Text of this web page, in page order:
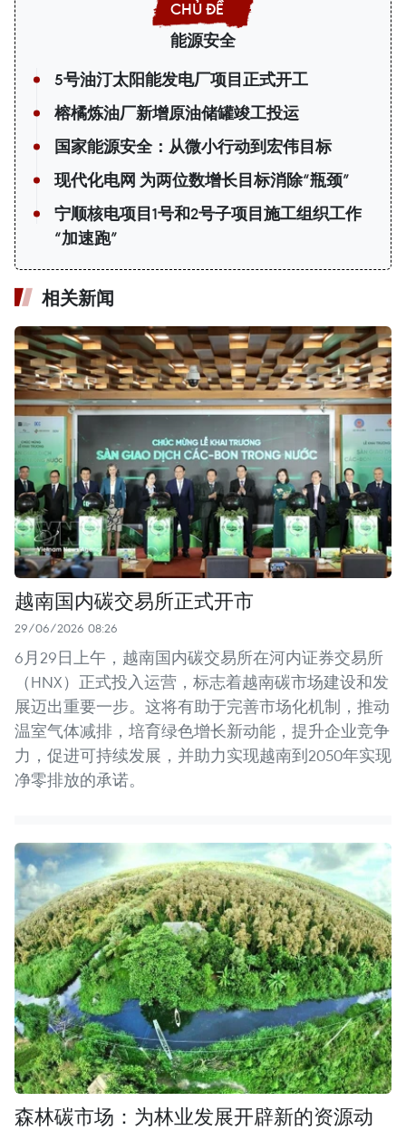
能源安全
5号油汀太阳能发电厂项目正式开工
榕橘炼油厂新增原油储罐竣工投运
国家能源安全：从微小行动到宏伟目标
现代化电网 为两位数增长目标消除“瓶颈”
宁顺核电项目1号和2号子项目施工组织工作
“加速跑”
相关新闻
越南国内碳交易所正式开市
29/06/2026 08:26
6月29日上午，越南国内碳交易所在河内证券交易所
（HNX）正式投入运营，标志着越南碳市场建设和发
展迈出重要一步。这将有助于完善市场化机制，推动
温室气体减排，培育绿色增长新动能，提升企业竞争
力，促进可持续发展，并助力实现越南到2050年实现
净零排放的承诺。
森林碳市场：为林业发展开辟新的资源动